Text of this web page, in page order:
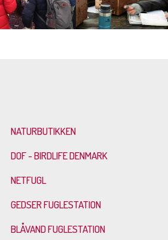
NATURBUTIKKEN
DOF - BIRDLIFE DENMARK
NETFUGL
GEDSER FUGLESTATION
BLÅVAND FUGLESTATION